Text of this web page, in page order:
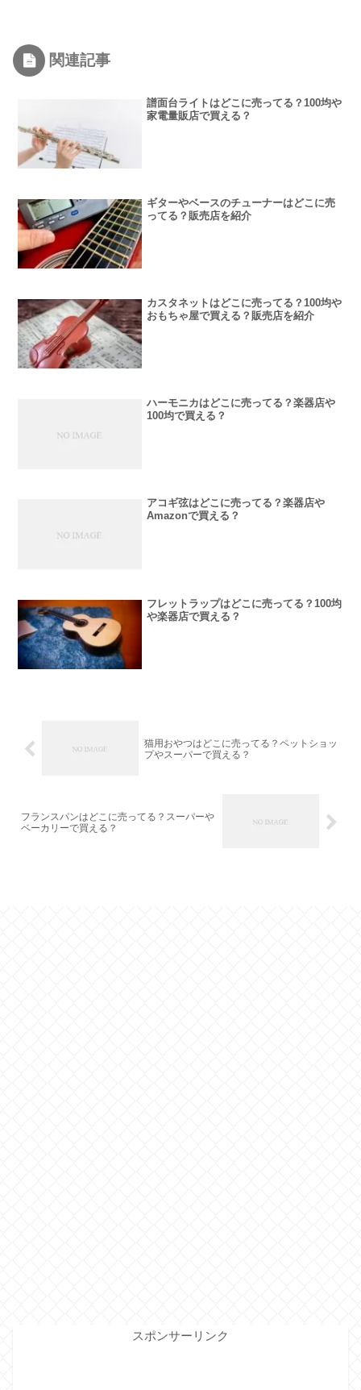
関連記事
譜面台ライトはどこに売ってる？100均や
家電量販店で買える？
ギターやベースのチューナーはどこに売
ってる？販売店を紹介
カスタネットはどこに売ってる？100均や
おもちゃ屋で買える？販売店を紹介
ハーモニカはどこに売ってる？楽器店や
100均で買える？
アコギ弦はどこに売ってる？楽器店や
Amazonで買える？
フレットラップはどこに売ってる？100均
や楽器店で買える？
猫用おやつはどこに売ってる？ペットショッ
プやスーパーで買える？
フランスパンはどこに売ってる？スーパーや
ベーカリーで買える？
スポンサーリンク